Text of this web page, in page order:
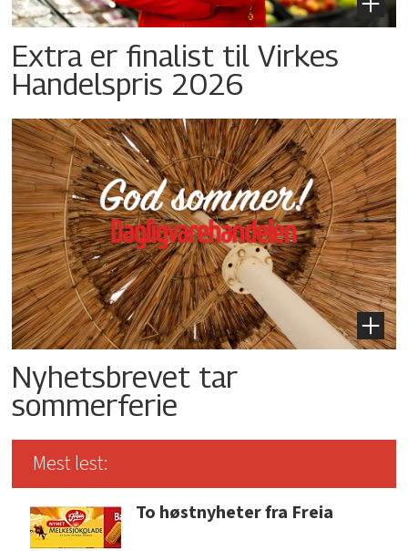
Extra er finalist til Virkes
Handelspris 2026
Nyhetsbrevet tar
sommerferie
Mest lest:
To høstnyheter fra Freia